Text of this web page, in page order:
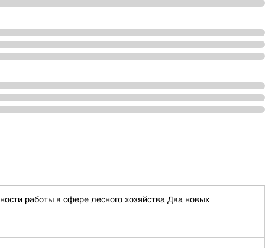
работы в сфере лесного хозяйства Два новых